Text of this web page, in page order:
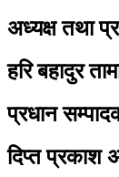
अध्यक्ष तथा
हरि बहादुर
प्रधान
दिप्त प्रकाश